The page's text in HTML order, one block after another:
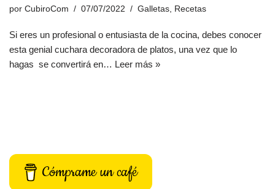
por CubiroCom 07/07/2022 Galletas Recetas
Si eres un profesional o entusiasta de la cocina, debes conocer
esta genial cuchara decoradora de platos, una vez que lo
hagas se convertirá en… Leer más »
Cómprame un café